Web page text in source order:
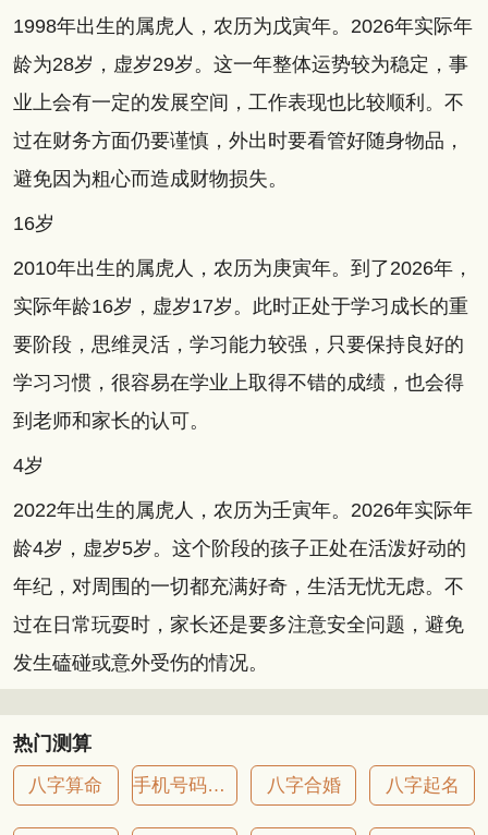
1998年出生的属虎人，农历为戊寅年。2026年实际年
龄为28岁，虚岁29岁。这一年整体运势较为稳定，事
业上会有一定的发展空间，工作表现也比较顺利。不
过在财务方面仍要谨慎，外出时要看管好随身物品，
避免因为粗心而造成财物损失。
16岁
2010年出生的属虎人，农历为庚寅年。到了2026年，
实际年龄16岁，虚岁17岁。此时正处于学习成长的重
要阶段，思维灵活，学习能力较强，只要保持良好的
学习习惯，很容易在学业上取得不错的成绩，也会得
到老师和家长的认可。
4岁
2022年出生的属虎人，农历为壬寅年。2026年实际年
龄4岁，虚岁5岁。这个阶段的孩子正处在活泼好动的
年纪，对周围的一切都充满好奇，生活无忧无虑。不
过在日常玩耍时，家长还是要多注意安全问题，避免
发生磕碰或意外受伤的情况。
热门测算
八字算命 手机号码吉凶 八字合婚 八字起名